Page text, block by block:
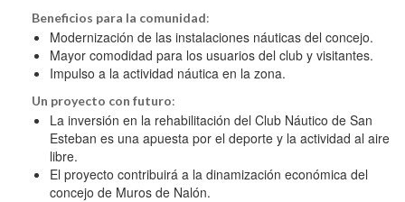
Beneficios para la comunidad:
Modernización de las instalaciones náuticas del concejo.
Mayor comodidad para los usuarios del club y visitantes.
Impulso a la actividad náutica en la zona.
Un proyecto con futuro:
La inversión en la rehabilitación del Club Náutico de San
Esteban es una apuesta por el deporte y la actividad al aire
libre.
El proyecto contribuirá a la dinamización económica del
concejo de Muros de Nalón.